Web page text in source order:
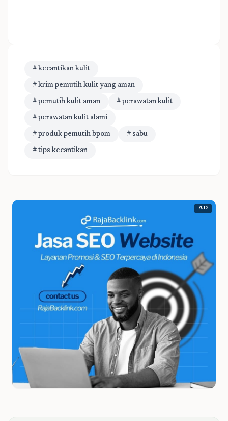
# kecantikan kulit
# krim pemutih kulit yang aman
# pemutih kulit aman # perawatan kulit
# perawatan kulit alami
# produk pemutih bpom # sabu
# tips kecantikan
AD